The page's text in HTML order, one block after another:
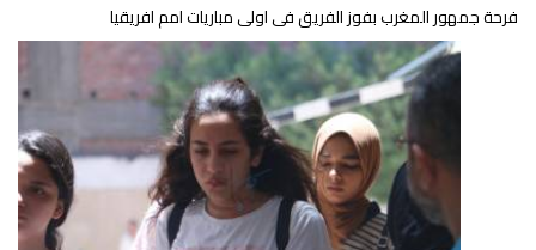
فرحة جمهور المغرب بفوز الفريق فى اولى مباريات امم افريقيا